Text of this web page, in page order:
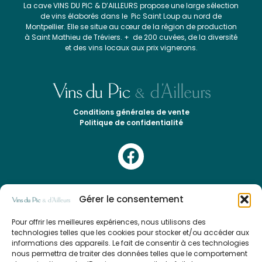
Gérer le consentement
Pour offrir les meilleures expériences, nous utilisons des
technologies telles que les cookies pour stocker et/ou accéder aux
informations des appareils. Le fait de consentir à ces technologies
nous permettra de traiter des données telles que le comportement
La cave VINS DU PIC & D’AILLEURS propose une large sélection
de vins élaborés dans le Pic Saint Loup au nord de
Montpellier. Elle se situe au cœur de la région de production
à Saint Mathieu de Tréviers. + de 200 cuvées, de la diversité
et des vins locaux aux prix vignerons.
Conditions générales de vente
Politique de confidentialité
F
a
c
e
b
o
o
tromper, spécialiste des vins du Pic Saint Loup, Xavier
Inscription à la newsletter